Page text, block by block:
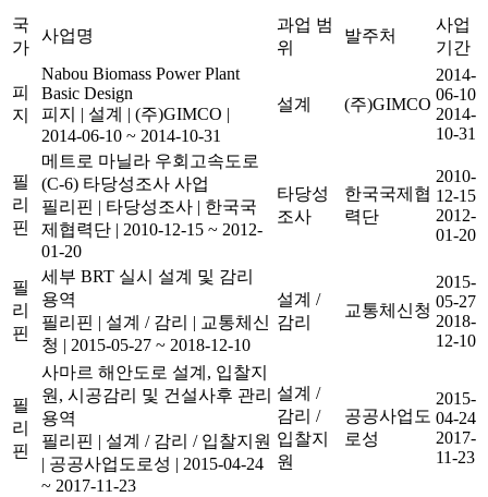
국
가
사업명
과업 범
위
발주처
사업
기간
피
지
Nabou Biomass Power Plant
Basic Design
피지
| 설계 | (주)GIMCO |
2014-06-10 ~ 2014-10-31
설계 (주)GIMCO
2014-
06-10
2014-
10-31
필
리
핀
메트로 마닐라 우회고속도로
(C-6) 타당성조사 사업
필리핀 | 타당성조사 | 한국국
제협력단 | 2010-12-15 ~ 2012-
01-20
타당성
조사
한국국제협
력단
2010-
12-15
2012-
01-20
필
리
핀
세부 BRT 실시 설계 및 감리
용역
필리핀 | 설계 / 감리 | 교통체신
청 | 2015-05-27 ~ 2018-12-10
설계 /
감리
교통체신청
2015-
05-27
2018-
12-10
필
리
핀
사마르 해안도로 설계, 입찰지
원, 시공감리 및 건설사후 관리
용역
필리핀 | 설계 / 감리 / 입찰지원
| 공공사업도로성 | 2015-04-24
~ 2017-11-23
설계 /
감리 /
입찰지
원
공공사업도
로성
2015-
04-24
2017-
11-23